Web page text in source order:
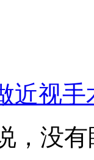
近视
，没